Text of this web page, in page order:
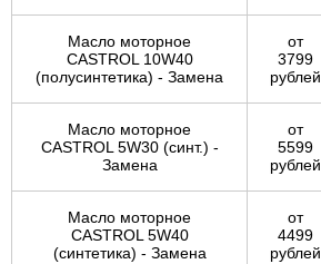
Масло моторное
CASTROL 10W40
(полусинтетика) - Замена
от
3799
рублей
Масло моторное
CASTROL 5W30 (синт.) -
Замена
от
5599
рублей
Масло моторное
CASTROL 5W40
(синтетика) - Замена
от
4499
рублей